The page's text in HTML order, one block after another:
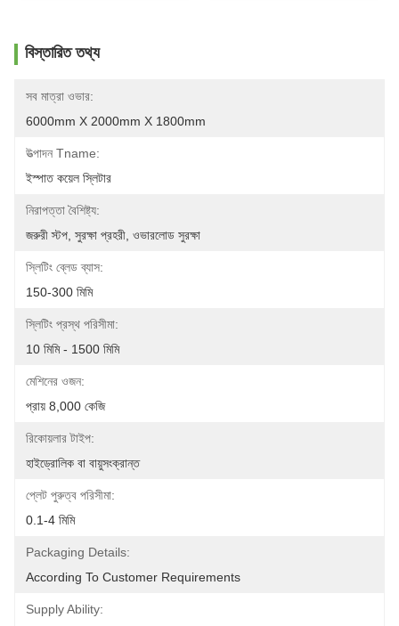
বিস্তারিত তথ্য
সব মাত্রা ওভার:
6000mm X 2000mm X 1800mm
উত্পাদন Tname:
ইস্পাত কয়েল স্লিটার
নিরাপত্তা বৈশিষ্ট্য:
জরুরী স্টপ, সুরক্ষা প্রহরী, ওভারলোড সুরক্ষা
স্লিটিং ব্লেড ব্যাস:
150-300 মিমি
স্লিটিং প্রস্থ পরিসীমা:
10 মিমি - 1500 মিমি
মেশিনের ওজন:
প্রায় 8,000 কেজি
রিকোয়লার টাইপ:
হাইড্রোলিক বা বায়ুসংক্রান্ত
প্লেট পুরুত্ব পরিসীমা:
0.1-4 মিমি
Packaging Details:
According To Customer Requirements
Supply Ability: